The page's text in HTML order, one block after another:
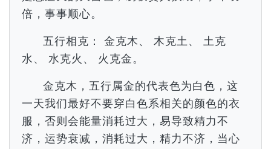
倍，事事顺心。
五行相克： 金克木、 木克土、 土克
水、 水克火、 火克金。
金克木，五行属金的代表色为白色，这
一天我们最好不要穿白色系相关的颜色的衣
服，否则会能量消耗过大，易导致精力不
济，运势衰减，消耗过大，精力不济，当心